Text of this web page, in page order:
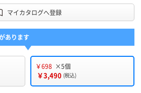
マイカタログへ登録
あります
￥698 ×5個
￥3,490 (税込)